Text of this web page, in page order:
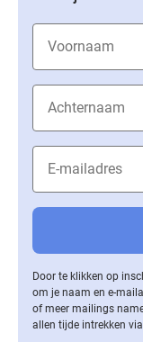
Door te klikken op
om je naam en e-
of meer mailings
allen tijde intrekken